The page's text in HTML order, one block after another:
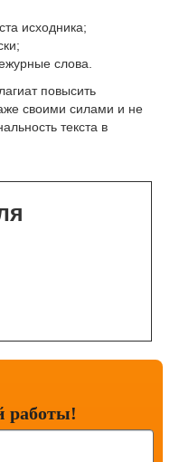
исходника;
слова.
повысить
своими силами и не
текста в
работы!